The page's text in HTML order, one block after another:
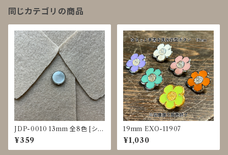
同じカテゴリの商品
JDP-0010 13mm 全8色 [シェ
ル調][裏足ボタン][ブラウス]
¥359
19mm EXO-11907
¥1,030